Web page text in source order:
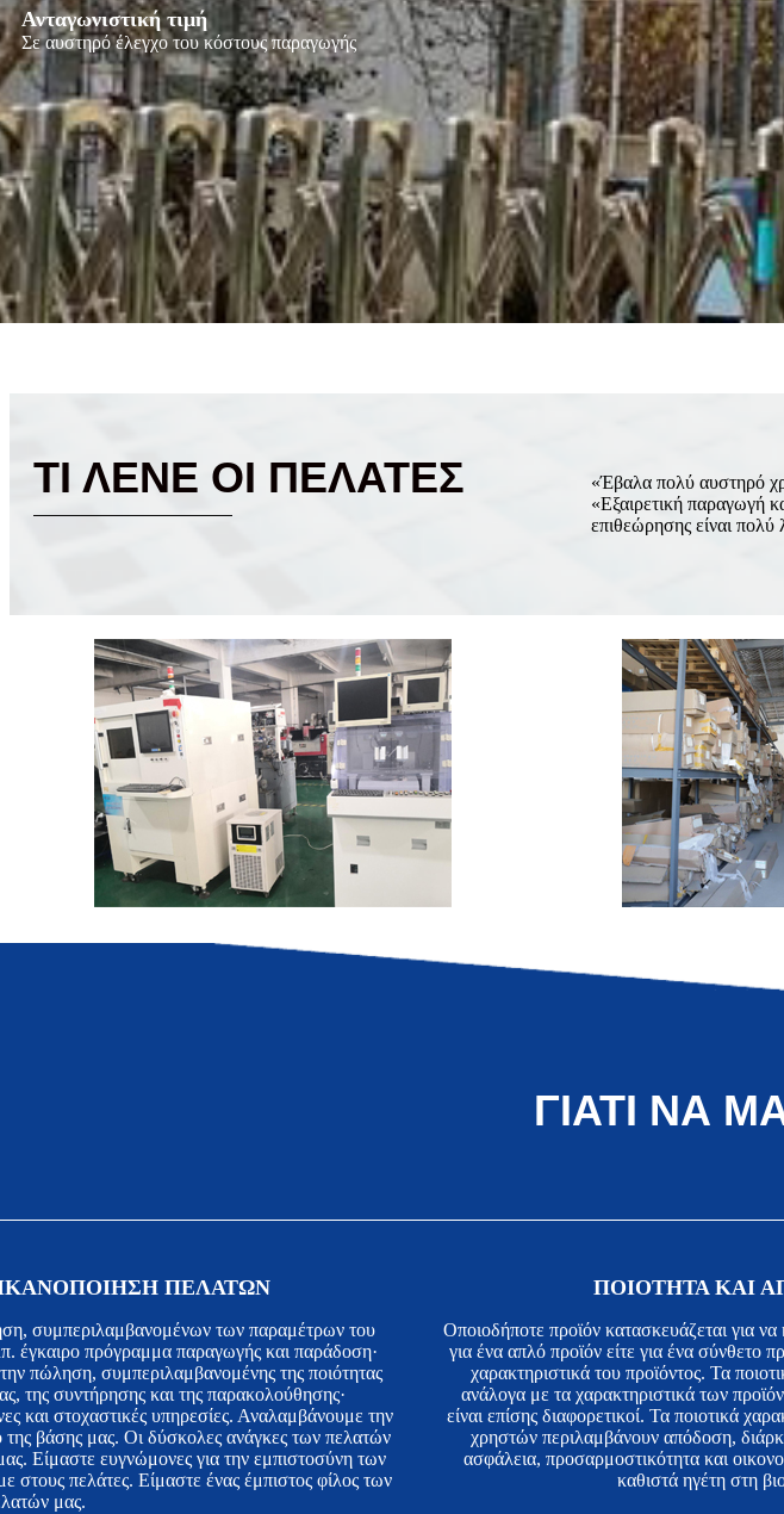
Ανταγωνιστική τιμή
Σε αυστηρό έλεγχο του κόστους παραγωγής
ΤΙ ΛΕΝΕ ΟΙ ΠΕΛΑΤΕΣ
«Έβαλα πολύ αυστηρό
«Εξαιρετική παραγωγή
επιθεώρησης είναι
ΓΙΑΤΙ ΝΑ
ΠΕΛΑΤΩΝ
συμπεριλαμβανομένων των παραμέτρων του
έγκαιρο πρόγραμμα παραγωγής και παράδοση·
πώληση, συμπεριλαμβανομένης της ποιότητας
της συντήρησης και της παρακολούθησης·
και στοχαστικές υπηρεσίες. Αναλαμβάνουμε την
της βάσης μας. Οι δύσκολες ανάγκες των πελατών
Είμαστε ευγνώμονες για την εμπιστοσύνη των
στους πελάτες. Είμαστε ένας έμπιστος φίλος των
μας.
ΠΟΙΟΤΗΤΑ ΚΑΙ
Οποιοδήποτε προϊόν κατασκευάζεται για
για ένα απλό προϊόν είτε για ένα σύνθετο
χαρακτηριστικά του προϊόντος. Τα
ανάλογα με τα χαρακτηριστικά των
είναι επίσης διαφορετικοί. Τα ποιοτικά
χρηστών περιλαμβάνουν απόδοση,
ασφάλεια, προσαρμοστικότητα και
καθιστά ηγέτη στη